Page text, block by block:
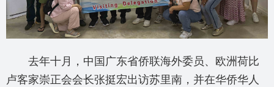
去年十月，中国广东省侨联海外委员、欧洲荷比
卢客家崇正会会长张挺宏出访苏里南，并在华侨华人